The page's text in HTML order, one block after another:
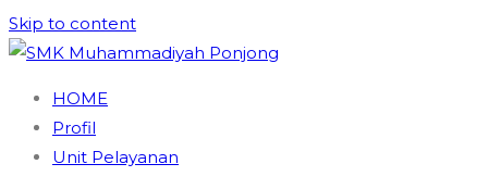
Skip to content
SMK Muhammadiyah Ponjong
Unggul dan Berdaya Saing
HOME
Profil
Unit Pelayanan